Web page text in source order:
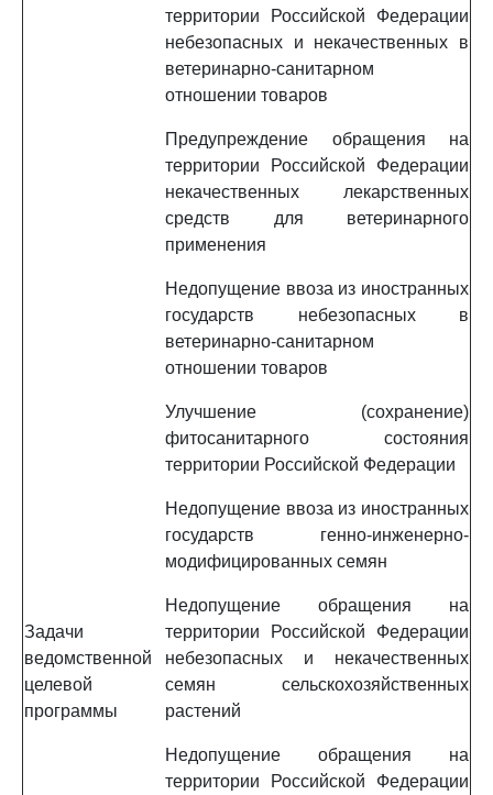
Задачи
ведомственной
целевой
программы
территории Российской Федерации
небезопасных и некачественных в
ветеринарно-санитарном
отношении товаров
Предупреждение обращения на
территории Российской Федерации
некачественных лекарственных
средств для ветеринарного
применения
Недопущение ввоза из иностранных
государств небезопасных в
ветеринарно-санитарном
отношении товаров
Улучшение (сохранение)
фитосанитарного состояния
территории Российской Федерации
Недопущение ввоза из иностранных
государств генно-инженерно-
модифицированных семян
Недопущение обращения на
территории Российской Федерации
небезопасных и некачественных
семян сельскохозяйственных
растений
Недопущение обращения на
территории Российской Федерации